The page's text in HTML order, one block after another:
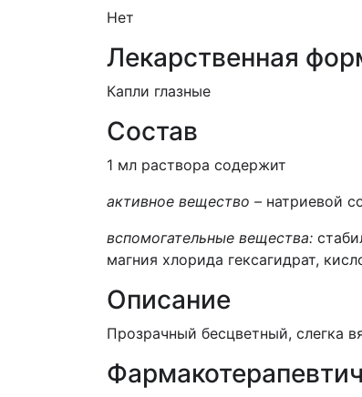
Нет
Лекарственная
Капли глазные
Состав
1 мл раствора содержит
активное вещество – натриевой
вспомогательные вещества:
магния хлорида гексагидрат,
Описание
Прозрачный бесцветный, слегка